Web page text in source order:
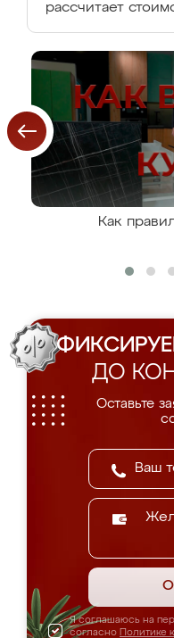
рассчитает
Как
ДО
Оставьте
Я соглашаюсь на
согласно Политике